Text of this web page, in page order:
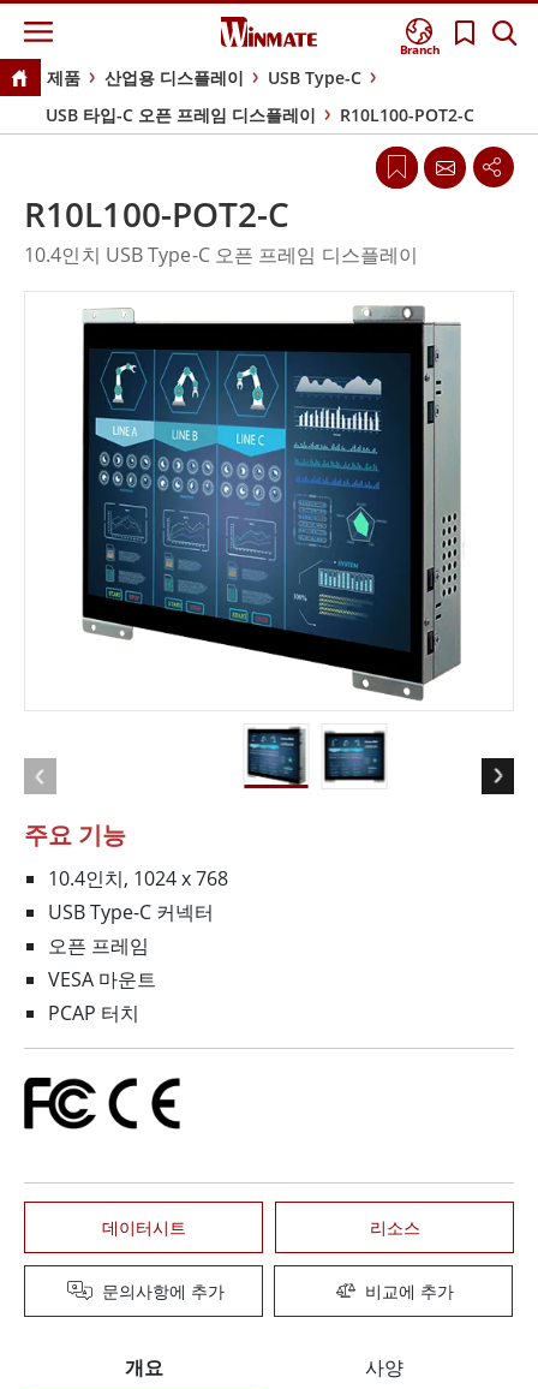
Branch
제품 산업용 디스플레이
USB Type-C
USB 타입-C 오픈 프레임 디스플레이
R10L100-POT2-C
주요 기능
10.4인치, 1024 x 768
USB Type-C 커넥터
오픈 프레임
VESA 마운트
PCAP 터치
데이터시트 리소스
문의사항에 추가 비교에 추가
R10L100-POT2-C
10.4인치 USB Type-C 오픈 프레임 디스플레이
개요 사양